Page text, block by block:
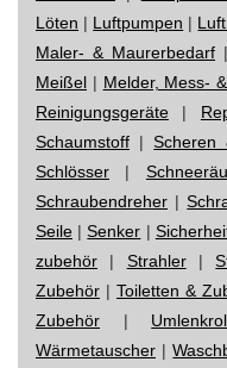
Löten | Luftpumpen |
Maler- & Maurerbedarf |
Meißel | Melder, Mess-
Reinigungsgeräte |
Schaumstoff |Scheren
Schlösser |
Schraubendreher |
Seile |Senker |
zubehör | Strahler|
Zubehör | Toiletten &
Zubehör |
Wärmetauscher |